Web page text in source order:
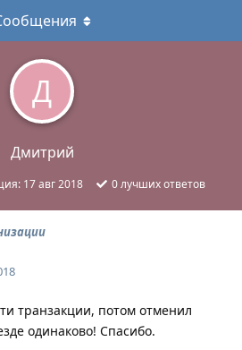
Д
Дмитрий
17 авг 2018 0лучших ответов
транзакции, потом отменил
одинаково! Спасибо.